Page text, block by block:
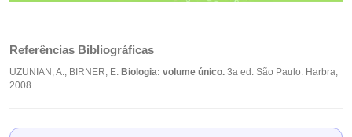
Referências Bibliográficas
UZUNIAN, A.; BIRNER, E. Biologia: volume único. 3a ed. São Paulo: Harbra,
2008.